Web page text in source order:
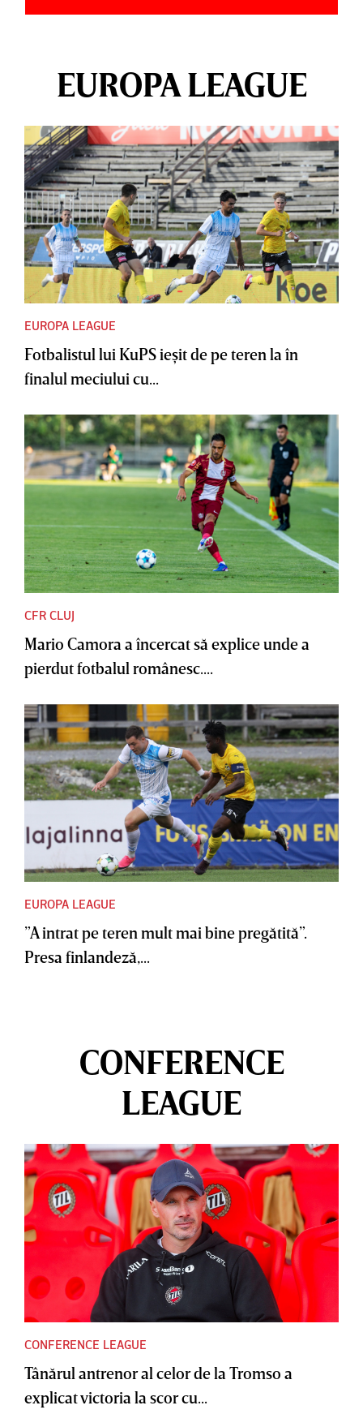
EUROPA LEAGUE
EUROPA LEAGUE
Fotbalistul lui KuPS ieşit de pe teren la în
finalul meciului cu...
CFR CLUJ
Mario Camora a încercat să explice unde a
pierdut fotbalul românesc....
EUROPA LEAGUE
”A intrat pe teren mult mai bine pregătită”.
Presa finlandeză,...
CONFERENCE
LEAGUE
CONFERENCE LEAGUE
Tânărul antrenor al celor de la Tromso a
explicat victoria la scor cu...